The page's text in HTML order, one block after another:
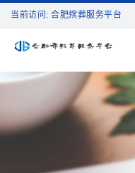
当前访问: 合肥殡葬服务平台